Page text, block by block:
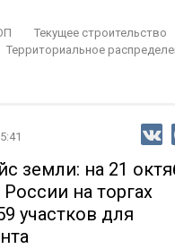
Текущее строительство
Территориальное
земли: на 21
на торгах
участков для